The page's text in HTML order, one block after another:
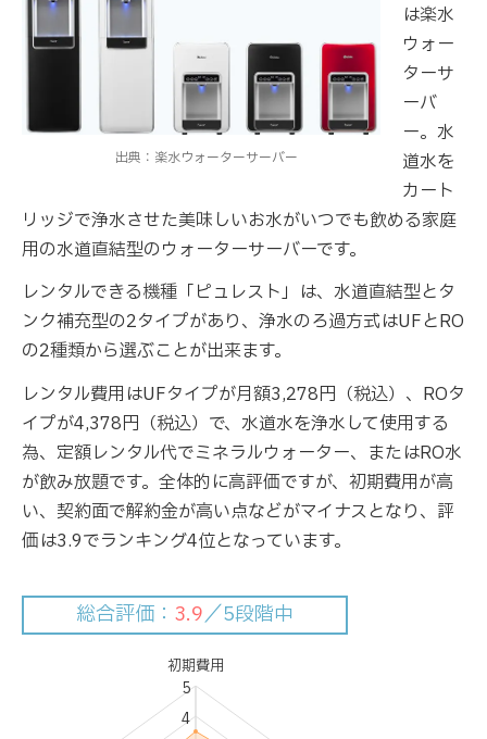
出典：楽水ウォーターサーバー
は楽水
ウォー
ターサ
ーバ
ー。水
道水を
カート
リッジで浄水させた美味しいお水がいつでも飲める家庭
用の水道直結型のウォーターサーバーです。
レンタルできる機種「ピュレスト」は、水道直結型とタ
ンク補充型の2タイプがあり、浄水のろ過方式はUFとRO
の2種類から選ぶことが出来ます。
レンタル費用はUFタイプが月額3,278円（税込）、ROタ
イプが4,378円（税込）で、水道水を浄水して使用する
為、定額レンタル代でミネラルウォーター、またはRO水
が飲み放題です。全体的に高評価ですが、初期費用が高
い、契約面で解約金が高い点などがマイナスとなり、評
価は3.9でランキング4位となっています。
総合評価： 3.9／5段階中
初期費用
4
5